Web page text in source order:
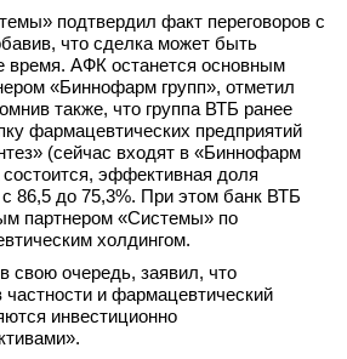
подтвердил факт переговоров с
что сделка может быть
время. АФК останется основным
«Биннофарм групп», отметил
также, что группа ВТБ ранее
фармацевтических предприятий
(сейчас входят в «Биннофарм
эффективная доля
86,5 до 75,3%. При этом банк ВТБ
партнером «Системы» по
холдингом.
свою очередь, заявил, что
и фармацевтический
инвестиционно